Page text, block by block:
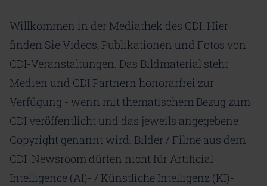
Willkommen in der Mediathek des CDI. Hier
finden Sie Videos, Publikationen und Fotos von
CDI-Veranstaltungen. Das Bildmaterial steht
Medien und CDI Partnern honorarfrei zur
Verfügung - wenn mit thematischem Bezug zum
CDI veröffentlicht und das jeweils angegebene
Copyright genannt wird. Bilder / Filme aus dem
CDI Newsroom dürfen nicht für Artificial
Intelligence (AI)- / Künstliche Intelligenz (KI)-